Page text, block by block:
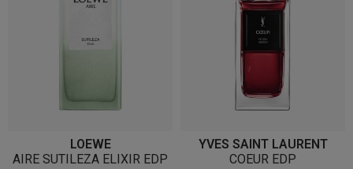
LOEWE
AIRE SUTILEZA ELIXIR EDP
YVES SAINT LAURENT
COEUR EDP